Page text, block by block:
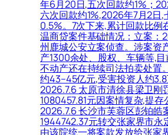
年6月20日,五次回款约1%；
六次回款约1%,2026年7月2日,
0.5%。7次下来,累计回款比例
温商贷案件基础情况：立案：
州鹿城公安立案侦查。涉案资
产1300余处、股权、车辆等,目
不动产还在持续司法拍卖处置
约43–45亿元,受害投资人约
2026.7.6 太原市清徐县梁卫刚
1080457.81元因案情复杂,提存
2026.7.6 长沙市芙蓉区彭铂皓
1944742.37元转交张家界市永
由该院统一将案款发放给张家